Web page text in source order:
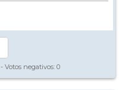
- Votos negativos: 0